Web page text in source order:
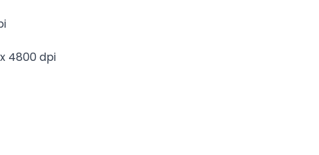
4800 dpi